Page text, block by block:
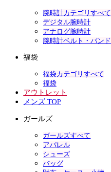
腕時計カテゴリすべて
デジタル腕時計
アナログ腕時計
腕時計ベルト・バンド
福袋
福袋カテゴリすべて
福袋
アウトレット
メンズ TOP
ガールズ
ガールズすべて
アパレル
シューズ
バッグ